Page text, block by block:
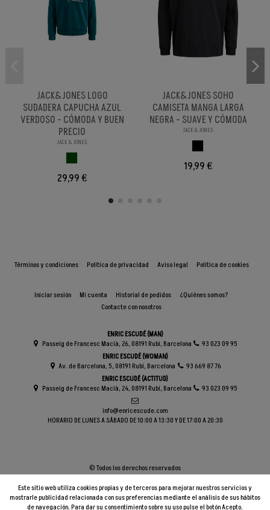
JACK&JONES LOGO
SUDADERA CAPUCHA AZUL
VERDOSO - CÓMODA Y BUEN
PRECIO
JACK & JONES
29,99 €
JACK&JONES SOHO
CAMISETA MANGA LARGA
NEGRA - SUAVE Y CÓMODA
JACK & JONES
19,99 €
Términos y condiciones Política de privacidad Aviso legal Política de cookies
Iniciar sesión Mi cuenta Historial de pedidos
¿Quiénes somos?
Contacte con nosotros
ENRIC ESCUDÉ (MAN)
Passeig de Francesc Macià, 26, 08191 Rubí, Barcelona
93 023 09 95
ENRIC ESCUDÉ (WOMAN)
Av. de Barcelona, 5, 08191 Rubí, Barcelona
93 669 87 76
ENRIC ESCUDÉ (ACTITUD)
Passeig de Francesc Macià, 24, 08191 Rubí, Barcelona
93 023 09 95
info@enricescude.com
HORARIO DE LUNES A SÁBADO DE 10:00 A 13:30 Y DE 17:00 A 20:30
Este sitio web utiliza cookies propias y de terceros para mejorar nuestros servicios y
mostrarle publicidad relacionada con sus preferencias mediante el análisis de sus hábitos
de navegación. Para dar su consentimiento sobre su uso pulse el botón Acepto.
© Todos los derechos reservados